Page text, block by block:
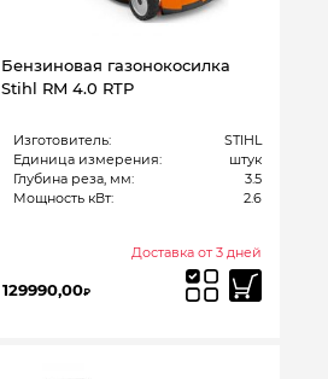
Бензиновая газонокосилка
Stihl RM 4.0 RTP
Изготовитель:
STIHL
Единица измерения:
штук
Глубина реза, мм:
3.5
Мощность кВт:
2.6
Доставка от 3 дней
129990,00₽